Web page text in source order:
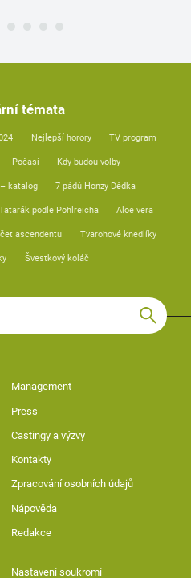
témata
Nejlepší horory TV program
Počasí Kdy budou volby
katalog 7 pádů Honzy Dědka
Tatarák podle Pohlreicha Aloe vera
ascendentu Tvarohové knedlíky
Švestkový koláč
Management
Press
Castingy a výzvy
Kontakty
Zpracování osobních údajů
Nápověda
Redakce
Nastavení soukromí